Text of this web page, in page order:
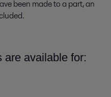
been made to a part, an
available for: